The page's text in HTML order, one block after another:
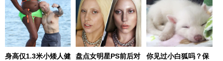
身高仅1.3米小矮人健
盘点女明星PS前后对
你见过小白狐吗？保